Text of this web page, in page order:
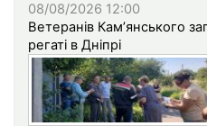
08/08/2026 12:00
Ветеранів Кам’янського
регаті в Дніпрі